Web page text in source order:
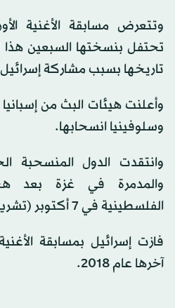
وتتعرض مسابقة الأغنية
تحتفل بنسختها السبعين هذا
تاريخها بسبب مشاركة
وأعلنت هيئات البث من إسبانيا
وسلوفينيا انسحابها.
وانتقدت الدول المنسحبة
والمدمرة في غزة بعد
الفلسطينية في 7 أكتوبر (تشرين الأول) 2023.
آخرها عام 2018.